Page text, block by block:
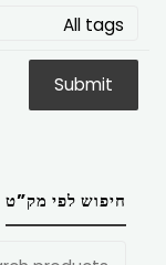
חיפוש לפי מק”ט